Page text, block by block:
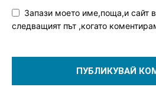
Запази моето име,поща,и сайт
следващият път ,когато